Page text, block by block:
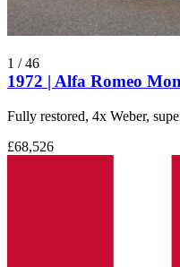
1 /46
1972 | Alfa Romeo
Fully restored, 4x Weber,
£68,526